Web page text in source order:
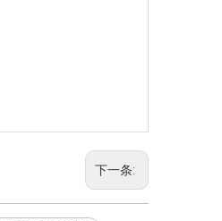
下一条: